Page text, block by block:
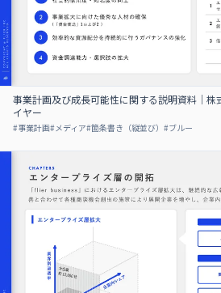
事業計画及び成⻑可能性に関する説明資料｜株
イヤー
#事業計画#メディア#箇条書き（縦並び） #ブルー